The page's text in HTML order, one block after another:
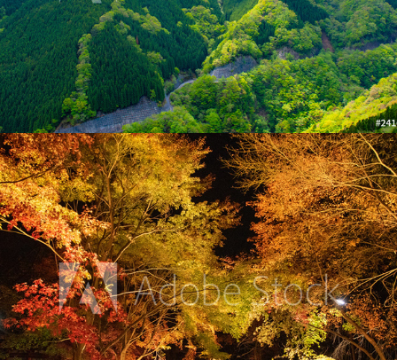
ライトアップの醍醐寺・弁天堂
2019